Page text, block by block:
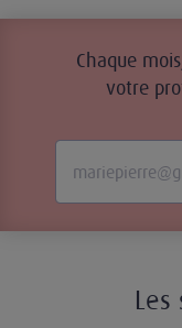
Chaque
votre
Les